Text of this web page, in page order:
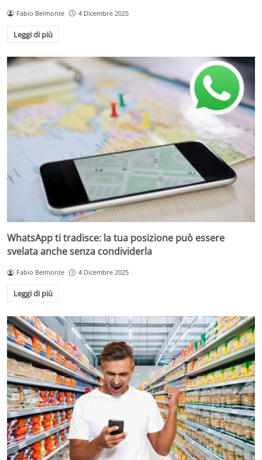
Fabio Belmonte 4 Dicembre 2025
Leggi di più
WhatsApp ti tradisce: la tua posizione può essere
svelata anche senza condividerla
Fabio Belmonte 4 Dicembre 2025
Leggi di più